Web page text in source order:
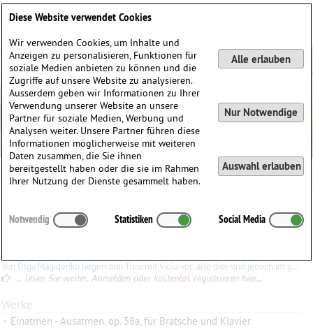
Magidenko
∗ 09.05.1954 inMoskau, Russland
Von Olga Magidenko liegen drei Trios mit Viola vor; alle drei sind jedoch im ganzen kaum von Dilettanten in Angriff zu nehmen. Zum Streichtrio
... lesen Sie weiter. Anmelden oder kostenlos registrieren hier...
Werke
• Einatmen - Ausatmen, op. 58a, für Bratsche und Klavier
Diese Website verwendet Cookies
Wir verwenden Cookies, um Inhalte und
Anzeigen zu personalisieren, Funktionen für
soziale Medien anbieten zu können und die
Zugriffe auf unsere Website zu analysieren.
Ausserdem geben wir Informationen zu Ihrer
Verwendung unserer Website an unsere
Partner für soziale Medien, Werbung und
Analysen weiter. Unsere Partner führen diese
Informationen möglicherweise mit weiteren
Daten zusammen, die Sie ihnen
bereitgestellt haben oder die sie im Rahmen
Ihrer Nutzung der Dienste gesammelt haben.
Alle erlauben
Nur Notwendige
Auswahl erlauben
Notwendig Statistiken Social Media